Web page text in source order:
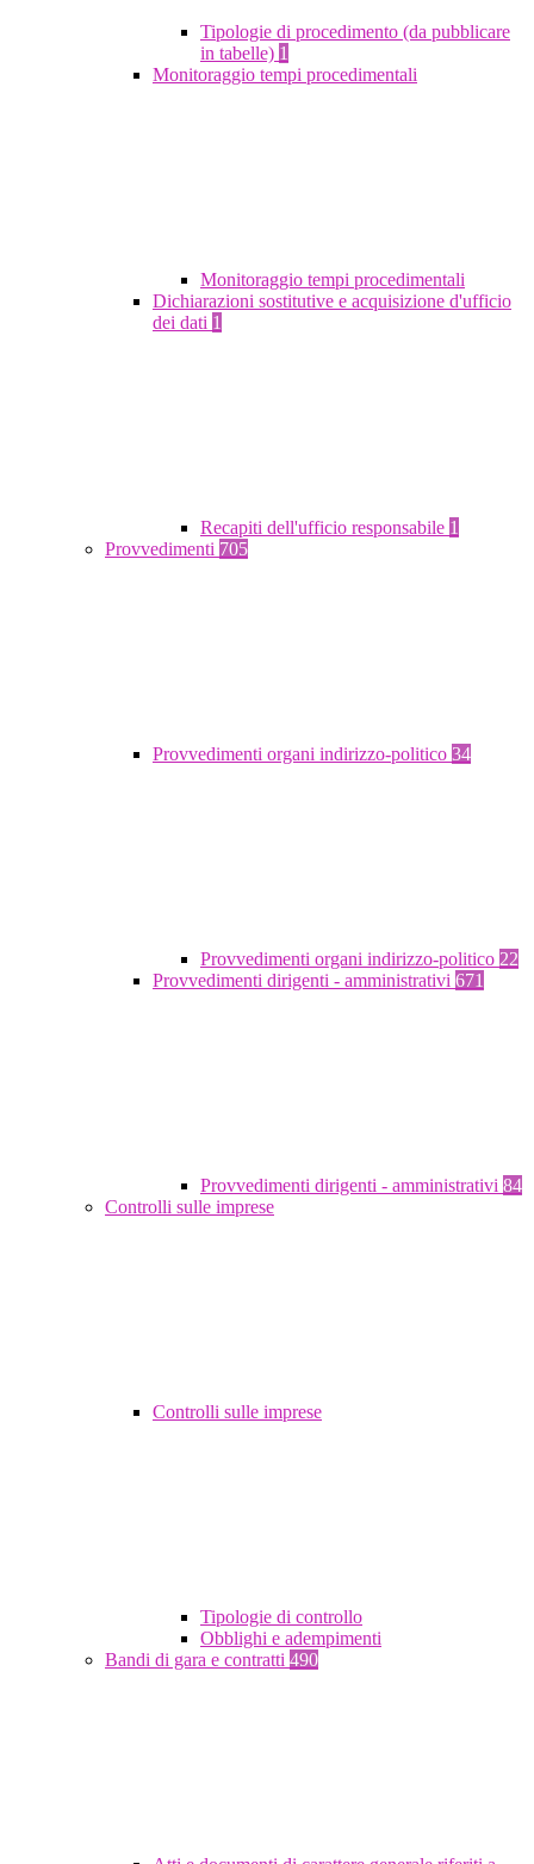
Tipologie di procedimento (da pubblicare
in tabelle) 1
Monitoraggio tempi procedimentali
Monitoraggio tempi procedimentali
Dichiarazioni sostitutive e acquisizione d'ufficio
dei dati 1
Recapiti dell'ufficio responsabile 1
Provvedimenti 705
Provvedimenti organi indirizzo-politico 34
Provvedimenti organi indirizzo-politico 22
Provvedimenti dirigenti - amministrativi 671
Provvedimenti dirigenti - amministrativi 84
Controlli sulle imprese
Controlli sulle imprese
Tipologie di controllo
Obblighi e adempimenti
Bandi di gara e contratti 490